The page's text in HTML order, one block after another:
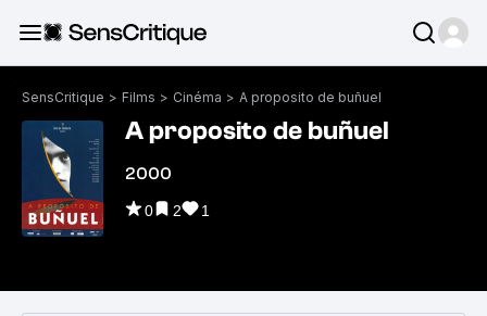
SensCritique > Films > Cinéma > A proposito de buñuel
A proposito de buñuel
2000
0 2 1